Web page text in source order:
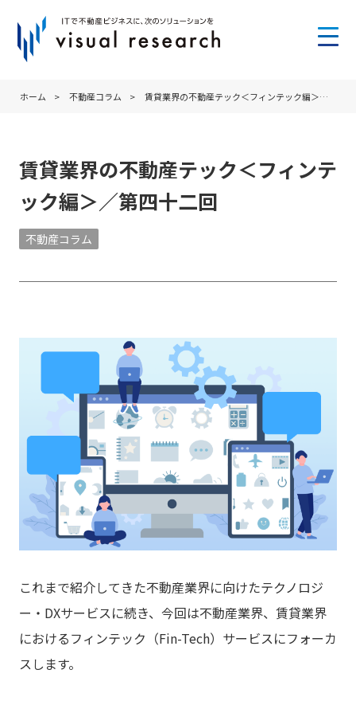
ホーム > 不動産コラム > 賃貸業界の不動産テック＜フィンテック編＞／第四十二回
賃貸業界の不動産テック＜フィンテ
ック編＞／第四十二回
不動産コラム
これまで紹介してきた不動産業界に向けたテクノロジ
ー・DXサービスに続き、今回は不動産業界、賃貸業界
におけるフィンテック（Fin-Tech）サービスにフォーカ
スします。